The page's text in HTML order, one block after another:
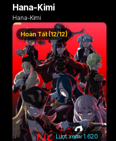
Hana-Kimi
Hana-Kimi
Lượt xem:1.620
Hoàn Tất (12/12)